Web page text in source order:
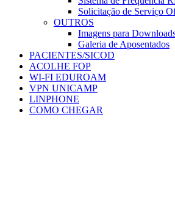
Solicitação de Serviço
OUTROS
Imagens para
Galeria de Aposentados
PACIENTES/SICOD
ACOLHE FOP
WI-FI EDUROAM
VPN UNICAMP
LINPHONE
COMO CHEGAR